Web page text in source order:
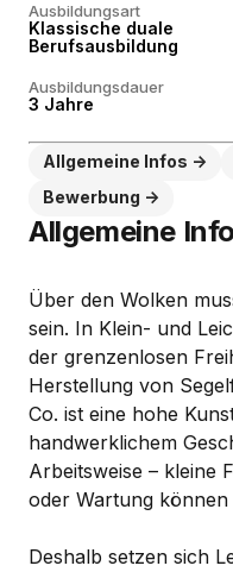
Ausbildungsart
Klassische duale
Berufsausbildung
Ausbildungsdauer
3 Jahre
Allgemeine Infos
Bewerbung
Allgemeine
Über den Wolken
sein. In Klein- und
der grenzenlosen
Herstellung von
Co. ist eine hohe
handwerklichem
Arbeitsweise – kleine
oder Wartung können
Deshalb setzen sich